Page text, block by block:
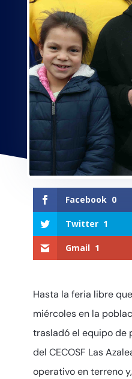
Facebook 0
Twitter 1
Gmail 1
Hasta la feria libre
miércoles en la
trasladó el equipo de
del CECOSF Las
operativo en terreno